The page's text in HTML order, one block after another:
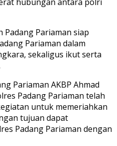
Padang Pariaman siap
Pariaman dalam
sekaligus ikut serta
Pariaman AKBP Ahmad
Padang Pariaman telah
untuk memeriahkan
tujuan dapat
Padang Pariaman dengan